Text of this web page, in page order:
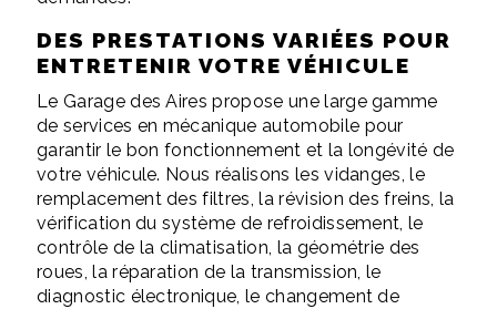
DES PRESTATIONS VARIÉES POUR
ENTRETENIR VOTRE VÉHICULE
Le Garage des Aires propose une large gamme
de services en mécanique automobile pour
garantir le bon fonctionnement et la longévité de
votre véhicule. Nous réalisons les vidanges, le
remplacement des filtres, la révision des freins, la
vérification du système de refroidissement, le
contrôle de la climatisation, la géométrie des
roues, la réparation de la transmission, le
diagnostic électronique, le changement de